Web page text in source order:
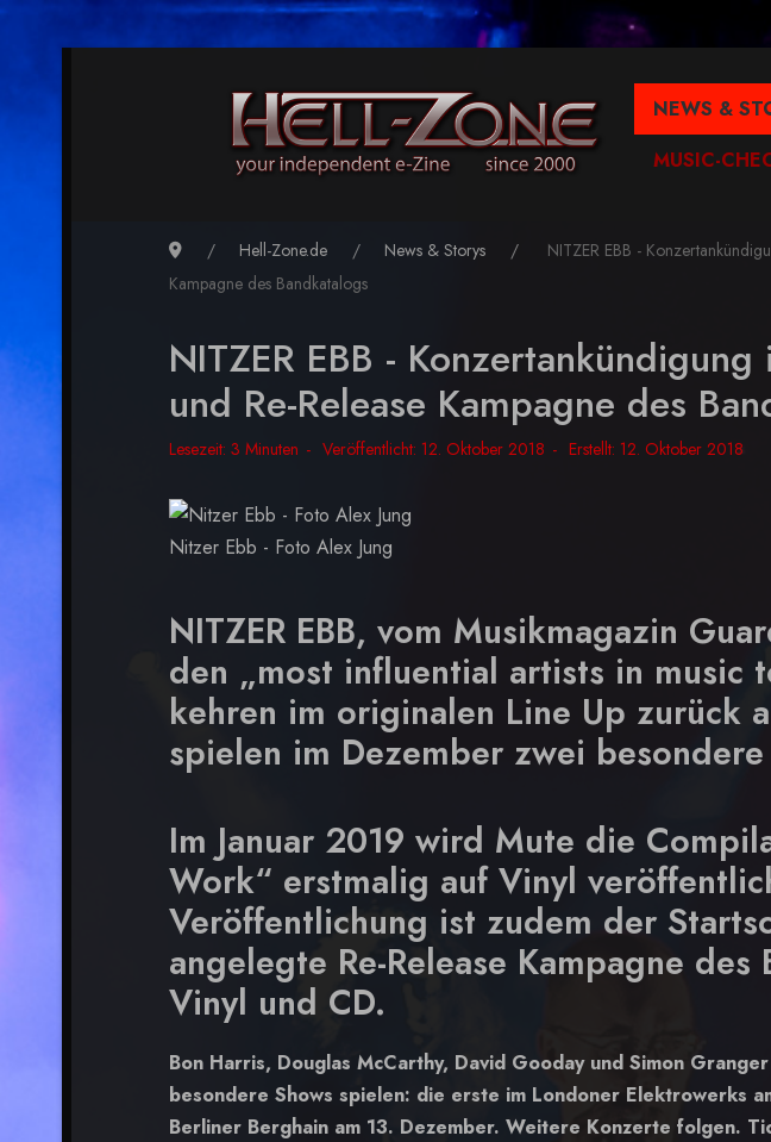
NEWS &
MUSIC-
Hell-Zone.de News & Storys
NITZER EBB -
Kampagne des Bandkatalogs
NITZER EBB -
und Re-Release Kampagne des
Lesezeit: 3 Minuten Veröffentlicht: 12. Oktober 2018 Erstellt: 12. Oktober 2018
Nitzer Ebb - Foto Alex Jung
NITZER EBB, vom Musikmagazin
den „most influential artists in music
kehren im originalen Line Up zurück
spielen im Dezember zwei besondere
Im Januar 2019 wird Mute die
Work“ erstmalig auf Vinyl
Veröffentlichung ist zudem der
angelegte Re-Release Kampagne des
Vinyl und CD.
Bon Harris, Douglas McCarthy, David Gooday und Simon
besondere Shows spielen: die erste im Londoner Elektrowerks
Berliner Berghain am 13. Dezember. Weitere Konzerte folgen.